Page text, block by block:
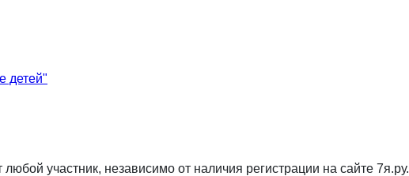
детей"
участник, независимо от наличия регистрации на сайте 7я.ру.